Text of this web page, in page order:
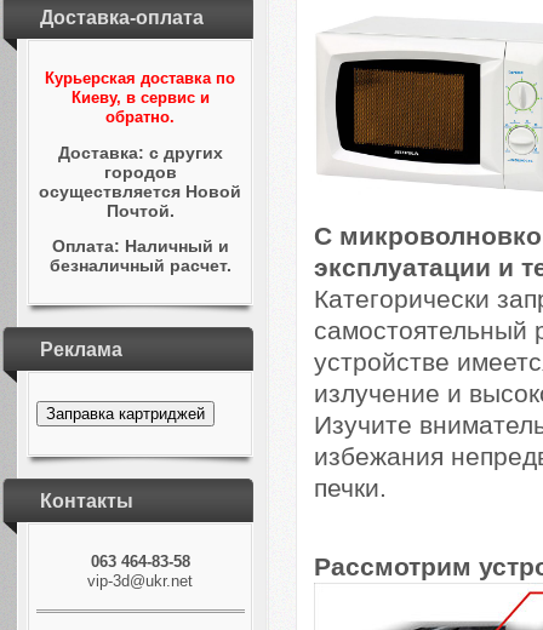
Доставка-оплата
Курьерская доставка по
Киеву, в сервис и
обратно.
Доставка: с других
городов
осуществляется Новой
Почтой.
Оплата: Наличный и
безналичный расчет.
Реклама
Заправка картриджей
Контакты
063 464-83-58
vip-3d@ukr.net
С
эксплуатации и
Категорически
самостоятельный
устройстве
излучение и
Изучите
избежания
печки.
Рассмотрим